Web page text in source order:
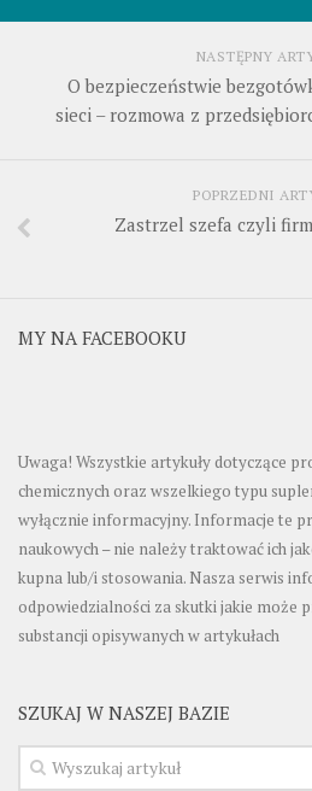
NASTĘPNY
O bezpieczeństwie
sieci – rozmowa z
POPRZEDNI
Zastrzel szefa czyli
MY NA FACEBOOKU
Uwaga! Wszystkie artykuły dotyczące
chemicznych oraz wszelkiego typu
wyłącznie informacyjny. Informacje te
naukowych – nie należy traktować ich
kupna lub/i stosowania. Nasza serwis
odpowiedzialności za skutki jakie może
substancji opisywanych w artykułach
SZUKAJ W NASZEJ BAZIE